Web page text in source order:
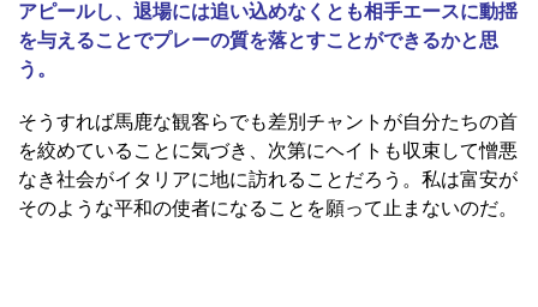
アピールし、退場には追い込めなくとも相手エースに動揺
を与えることでプレーの質を落とすことができるかと思
う。
そうすれば馬鹿な観客らでも差別チャントが自分たちの首
を絞めていることに気づき、次第にヘイトも収束して憎悪
なき社会がイタリアに地に訪れることだろう。私は富安が
そのような平和の使者になることを願って止まないのだ。